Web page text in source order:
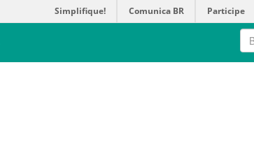
Simplifique! Comunica BR Participe